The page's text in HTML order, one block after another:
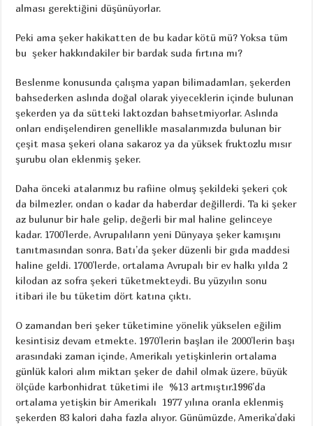
alması gerektiğini düşünüyorlar.
Peki ama şeker hakikatten de bu kadar kötü mü? Yoksa tüm
bu şeker hakkındakiler bir bardak suda fırtına mı?
Beslenme konusunda çalışma yapan bilimadamları, şekerden
bahsederken aslında doğal olarak yiyeceklerin içinde bulunan
şekerden ya da sütteki laktozdan bahsetmiyorlar. Aslında
onları endişelendiren genellikle masalarımızda bulunan bir
çeşit masa şekeri olana sakaroz ya da yüksek fruktozlu mısır
şurubu olan eklenmiş şeker.
Daha önceki atalarımız bu rafiine olmuş şekildeki şekeri çok
da bilmezler, ondan o kadar da haberdar değillerdi. Ta ki şeker
az bulunur bir hale gelip, değerli bir mal haline gelinceye
kadar. 1700’lerde, Avrupalıların yeni Dünyaya şeker kamışını
tanıtmasından sonra, Batı’da şeker düzenli bir gıda maddesi
haline geldi. 1700’lerde, ortalama Avrupalı bir ev halkı yılda 2
kilodan az sofra şekeri tüketmekteydi. Bu yüzyılın sonu
itibari ile bu tüketim dört katına çıktı.
O zamandan beri şeker tüketimine yönelik yükselen eğilim
kesintisiz devam etmekte. 1970’lerin başları ile 2000’lerin başı
arasındaki zaman içinde, Amerikalı yetişkinlerin ortalama
günlük kalori alım miktarı şeker de dahil olmak üzere, büyük
ölçüde karbonhidrat tüketimi ile %13 artmıştır.1996’da
ortalama yetişkin bir Amerikalı 1977 yılına oranla eklenmiş
şekerden 83 kalori daha fazla alıyor. Günümüzde, Amerika’daki